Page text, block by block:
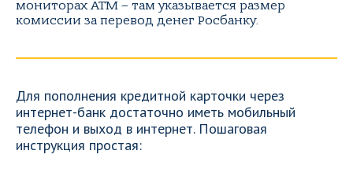
мониторах АТМ – там указывается размер
комиссии за перевод денег Росбанку.
Для пополнения кредитной карточки через
интернет-банк достаточно иметь мобильный
телефон и выход в интернет. Пошаговая
инструкция простая: